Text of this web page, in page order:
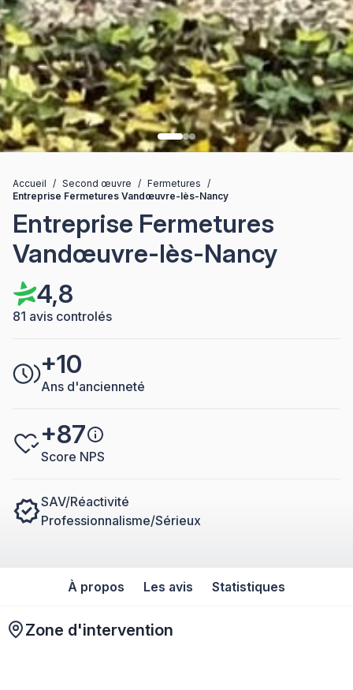
Accueil / Second œuvre / Fermetures
/
Entreprise Fermetures Vandœuvre-lès-Nancy
Entreprise Fermetures
Vandœuvre-lès-Nancy
4,8
81 avis controlés
+10
Ans d'ancienneté
+87
Score NPS
SAV/Réactivité
Professionnalisme/Sérieux
À propos Les avis Statistiques
Zone d'intervention